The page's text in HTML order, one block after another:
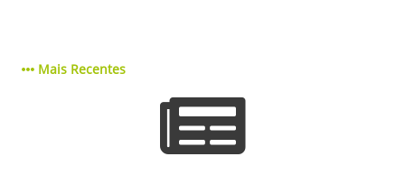
Mais Recentes